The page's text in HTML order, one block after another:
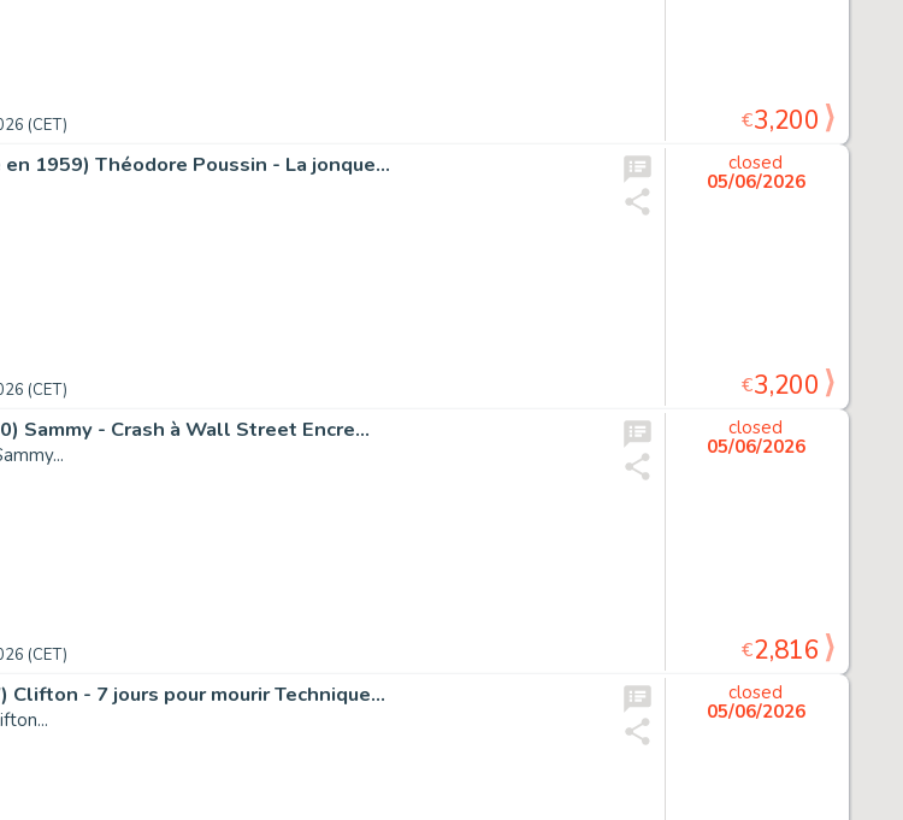
(CET) €3,200
en 1959) Théodore Poussin - La jonque...
(CET)
closed
05/06/2026
€3,200
Sammy - Crash à Wall Street Encre...
(CET)
closed
05/06/2026
€2,816
Clifton - 7 jours pour mourir Technique...
closed
05/06/2026